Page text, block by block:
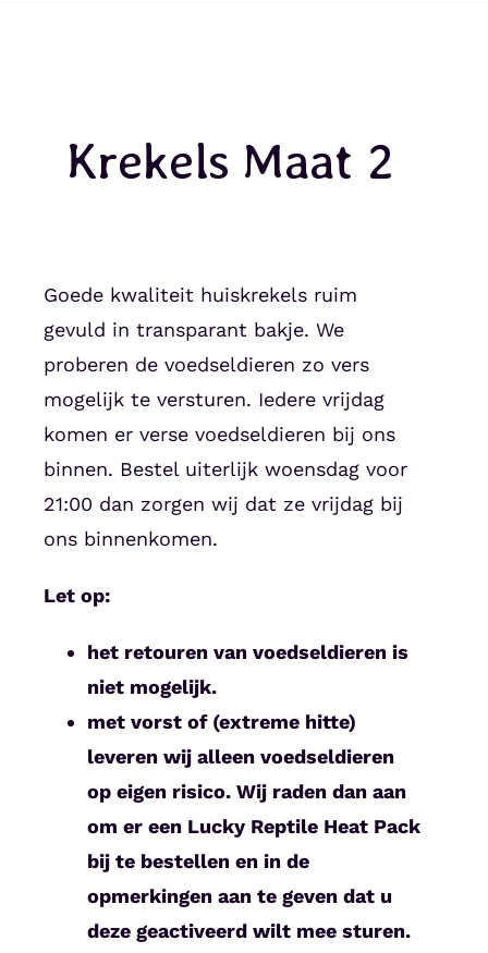
Krekels Maat 2
Goede kwaliteit huiskrekels ruim
gevuld in transparant bakje. We
proberen de voedseldieren zo vers
mogelijk te versturen. Iedere vrijdag
komen er verse voedseldieren bij ons
binnen. Bestel uiterlijk woensdag voor
21:00 dan zorgen wij dat ze vrijdag bij
ons binnenkomen.
Let op:
het retouren van voedseldieren is
niet mogelijk.
met vorst of (extreme hitte)
leveren wij alleen voedseldieren
op eigen risico. Wij raden dan aan
om er een Lucky Reptile Heat Pack
bij te bestellen en in de
opmerkingen aan te geven dat u
deze geactiveerd wilt mee sturen.